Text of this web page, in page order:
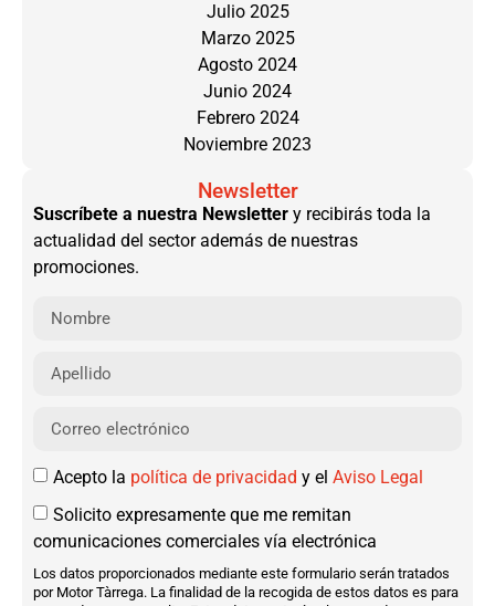
Julio 2025
Marzo 2025
Agosto 2024
Junio 2024
Febrero 2024
Noviembre 2023
Newsletter
Suscríbete a nuestra Newsletter y recibirás toda la
actualidad del sector además de nuestras
promociones.
Acepto la política de privacidad y el Aviso Legal
Solicito expresamente que me remitan
comunicaciones comerciales vía electrónica
Los datos proporcionados mediante este formulario serán tratados
por Motor Tàrrega. La finalidad de la recogida de estos datos es para